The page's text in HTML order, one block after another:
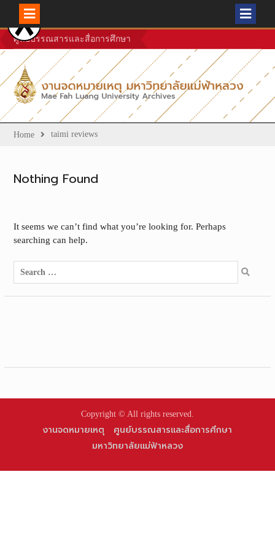
Skip
to
content
ศูนย์บรรณสารและสื่อการศึกษา
Home taimi reviews
Nothing Found
It seems we can’t find what you’re looking for. Perhaps
searching can help.
Search
for:
Copyright © All rights reserved.
งานจดหมายเหตุ
ศูนย์บรรณสารและสื่อการศึกษา
มหาวิทยาลัยแม่ฟ้าหลวง